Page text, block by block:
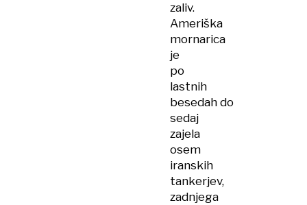
zaliv.
Ameriška
mornarica
je
po
lastnih
besedah do
sedaj
zajela
osem
iranskih
tankerjev,
zadnjega